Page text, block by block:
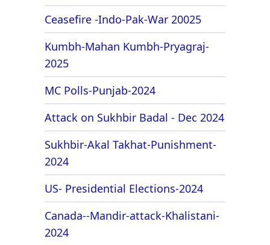
Ceasefire -Indo-Pak-War 20025
Kumbh-Mahan Kumbh-Pryagraj-
2025
MC Polls-Punjab-2024
Attack on Sukhbir Badal - Dec 2024
Sukhbir-Akal Takhat-Punishment-
2024
US- Presidential Elections-2024
Canada--Mandir-attack-Khalistani-
2024